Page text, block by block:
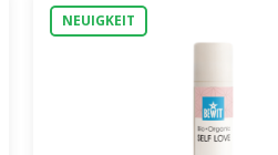
sich . Manchmal sucht
NEUIGKEIT